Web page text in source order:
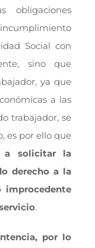
incumplimiento
Social con
sino que
ya que
a las
trabajador, se
es por ello que
a solicitar la
derecho a la
improcedente
.
por lo